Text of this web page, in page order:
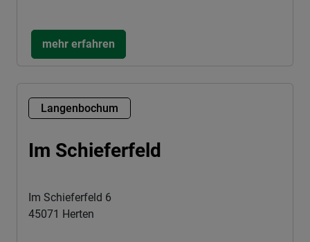
mehr erfahren
Langenbochum
Im Schieferfeld
Im Schieferfeld 6
45071 Herten